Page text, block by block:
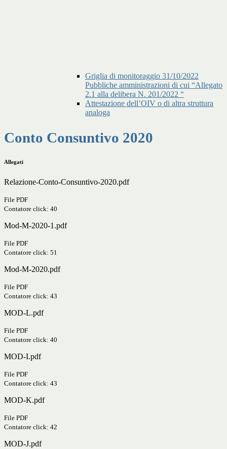
Griglia di monitoraggio 31/10/2022
Pubbliche amministrazioni di cui “Allegato
2.1 alla delibera N. 201/2022 “
Attestazione dell’OIV o di altra struttura
analoga
Conto Consuntivo 2020
Allegati
Relazione-Conto-Consuntivo-2020.pdf
File PDF
Contatore click: 40
Mod-M-2020-1.pdf
File PDF
Contatore click: 51
Mod-M-2020.pdf
File PDF
Contatore click: 43
MOD-L.pdf
File PDF
Contatore click: 40
MOD-I.pdf
File PDF
Contatore click: 43
MOD-K.pdf
File PDF
Contatore click: 42
MOD-J.pdf